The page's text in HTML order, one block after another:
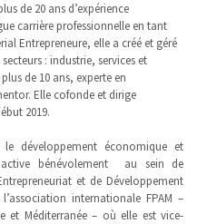
de 20 ans d’expérience
carrière professionnelle en tant
Entrepreneure, elle a créé et géré
: industrie, services et
de 10 ans, experte en
Elle cofonde et dirige
2019.
développement économique et
active bénévolement au sein de
et de Développement
internationale FPAM –
et Méditerranée – où elle est vice-